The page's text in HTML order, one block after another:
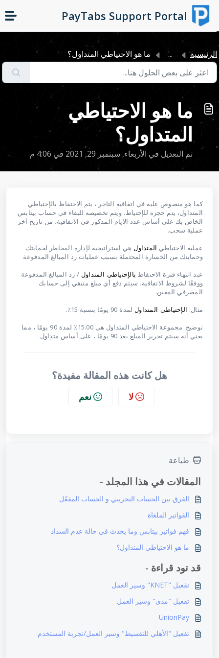
التخطّي إلى المحتوى الرئيسي
PayTabs Support Portal
الرئيسية ... ما هو الاحتياطي المتداول؟
ما هو الاحتياطي
المتداول؟
تم التعديل في الأربعاء, سبتمبر 29, 2021 في 4:06 م
كما هو منصوص عليه في اتفاقية التاجر ، يتم الاحتفاظ بالإحتياطي
المتداول، يتم حجزه للإحتياط، ويتم تخصيصه للبقاء في حساب بيتابس
الخاص بك على أساس عدد الايام المذكور في الاتفاقية، من تاريخ آخر
عملية سحب.
عملية الاحتياطيالمتداول هي استراتيجية لإدارة المخاطر لحمايتك
وحمايتك من الخسارة المحتملة بسبب عمليات رد المبالغ المدفوعة
عند انتهاء فترة الاحتفاظ بالإحتياطي المتداول / رد المبالغ المدفوعة
ووفقًا لشروط الاتفاقية، سيتم دفع أي مبلغ متبقي إلى حسابك
المصرفي المعين.
مثال: الإحتياطي المتداول لمدة 90 يومًا بنسبة 15٪.
توضيح: مجموعة الاحتياطي المتداول هي 15.00٪ لمدة 90 يومًا ، مما
يعني أنه سيتم تحرير المبلغ بعد 90 يومًا ، على أساس متداول.
هل كانت هذه المقالة مفيدة؟
لا نعم
طباعة
المقالات في هذا المجلد -
الفرق بين الحساب التجريبي و الحساب المفعّل
الفواتير الملغاة
فهم فواتير بيتابس وما يحدث في حالة عدم السداد
ما هو الاحتياطي المتداول؟
قد تود قراءة -
تفعيل "KNET" وسير العمل
تفعيل "مدى" وسير العمل
UnionPay
تفعيل "الأهلي للتقسيط" وسير العمل/تجربة المستخدم